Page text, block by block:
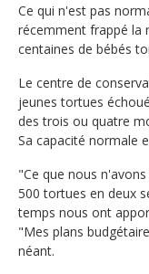
Ce qui n'est pas
récemment frappé la
centaines de bébés
Le centre de
jeunes tortues
des trois ou quatre
Sa capacité normale
"Ce que nous
500 tortues en deux
temps nous ont
"Mes plans
néant.